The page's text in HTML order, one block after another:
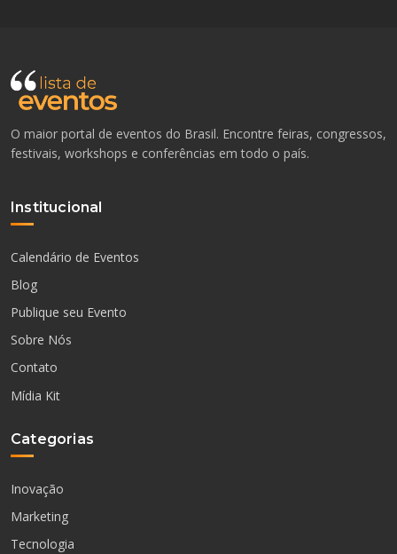
O maior portal de eventos do Brasil. Encontre feiras, congressos,
festivais, workshops e conferências em todo o país.
Institucional
Calendário de Eventos
Blog
Publique seu Evento
Sobre Nós
Contato
Mídia Kit
Categorias
Inovação
Marketing
Tecnologia